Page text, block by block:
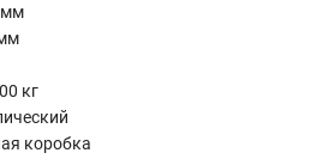
мм
кг
коробка